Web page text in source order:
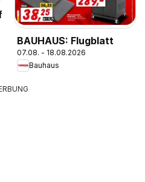
BAUHAUS: Flugblatt
07.08. - 18.08.2026
Bauhaus